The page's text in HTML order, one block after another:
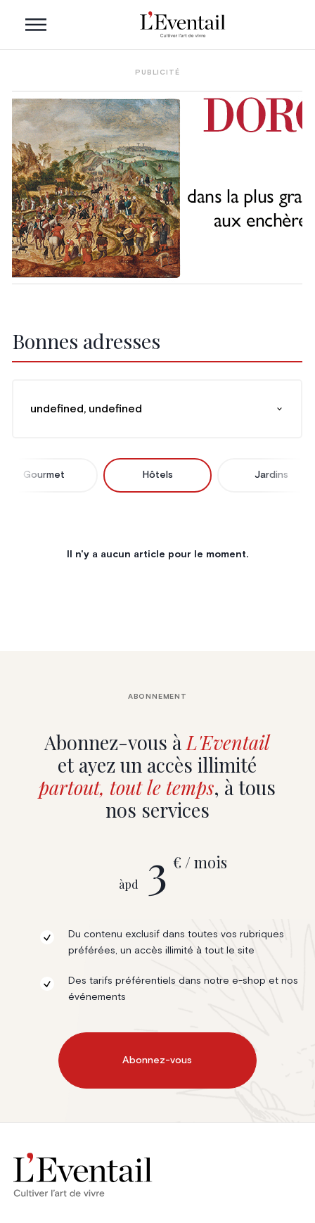
PUBLICITÉ
Bonnes adresses
undefined, undefined
Gourmet Hôtels Jardins
Il n'y a aucun article pour le moment.
Abonnez-vous àL'Eventail
et ayez un accès illimité
partout, tout le temps, à tous
nos services
ABONNEMENT
àpd 3 € / mois
Du contenu exclusif dans toutes vos rubriques
préférées, un accès illimité à tout le site
Des tarifs préférentiels dans notre e-shop et nos
événements
Abonnez-vous